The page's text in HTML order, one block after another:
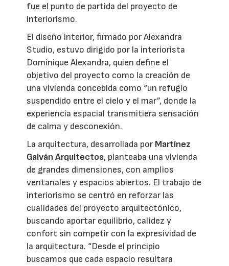
fue el punto de partida del proyecto de
interiorismo.
El diseño interior, firmado por Alexandra
Studio, estuvo dirigido por la interiorista
Dominique Alexandra, quien define el
objetivo del proyecto como la creación de
una vivienda concebida como “un refugio
suspendido entre el cielo y el mar”, donde la
experiencia espacial transmitiera sensación
de calma y desconexión.
La arquitectura, desarrollada por Martínez
Galván Arquitectos, planteaba una vivienda
de grandes dimensiones, con amplios
ventanales y espacios abiertos. El trabajo de
interiorismo se centró en reforzar las
cualidades del proyecto arquitectónico,
buscando aportar equilibrio, calidez y
confort sin competir con la expresividad de
la arquitectura. “Desde el principio
buscamos que cada espacio resultara